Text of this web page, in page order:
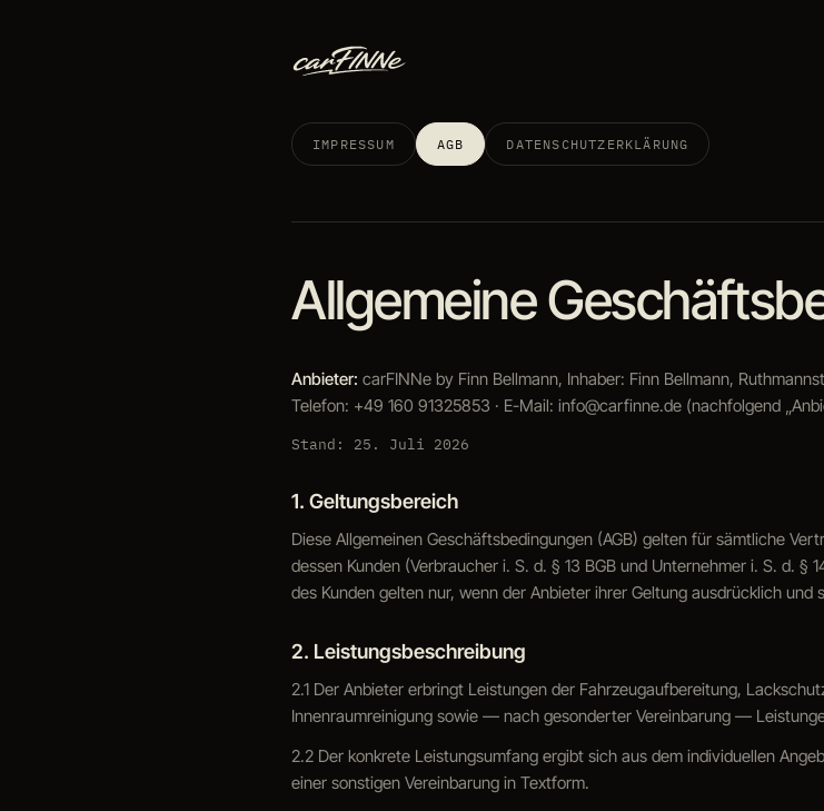
IMPRESSUM AGB DATENSCHUTZERKLÄRUNG
Allgemeine
Anbieter: carFINNe by Finn Bellmann, Inhaber: Finn Bellmann,
Telefon: +49 160 91325853 · E-Mail: info@carfinne.de (nachfolgend
Stand: 25. Juli 2026
1. Geltungsbereich
Diese Allgemeinen Geschäftsbedingungen (AGB) gelten für sämtliche
dessen Kunden (Verbraucher i. S. d. § 13 BGB und Unternehmer i. S. d. §
des Kunden gelten nur, wenn der Anbieter ihrer Geltung ausdrücklich und
2. Leistungsbeschreibung
2.1 Der Anbieter erbringt Leistungen der Fahrzeugaufbereitung,
Innenraumreinigung sowie — nach gesonderter Vereinbarung —
2.2 Der konkrete Leistungsumfang ergibt sich aus dem individuellen
einer sonstigen Vereinbarung in Textform.